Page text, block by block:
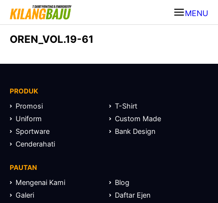
MENU
OREN_VOL.19-61
PRODUK
Promosi
T-Shirt
Uniform
Custom Made
Sportware
Bank Design
Cenderahati
PAUTAN
Mengenai Kami
Blog
Galeri
Daftar Ejen